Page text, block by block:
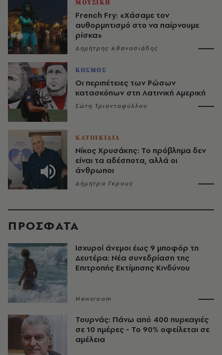
ΜΟΥΣΙΚΗ
French Fry: «Χάσαμε τον
αυθορμητισμό στο να παίρνουμε
ρίσκα»
Δημήτρης Αθανασιάδης
ΚΟΣΜΟΣ
Οι περιπέτειες των Ρώσων
κατασκόπων στη Λατινική Αμερική
Σώτη Τριανταφύλλου
ΚΑΤΟΙΚΙΔΙΑ
Νίκος Χρυσάκης: Το πρόβλημα δεν
είναι τα αδέσποτα, αλλά οι
άνθρωποι
Δήμητρα Γκρους
ΠΡΟΣΦΑΤΑ
Ισχυροί άνεμοι έως 9 μποφόρ τη
Δευτέρα: Νέα συνεδρίαση της
Επιτροπής Εκτίμησης Κινδύνου
Newsroom
Τουρνάς: Πάνω από 400 πυρκαγιές
σε 10 ημέρες - Το 90% οφείλεται σε
αμέλεια